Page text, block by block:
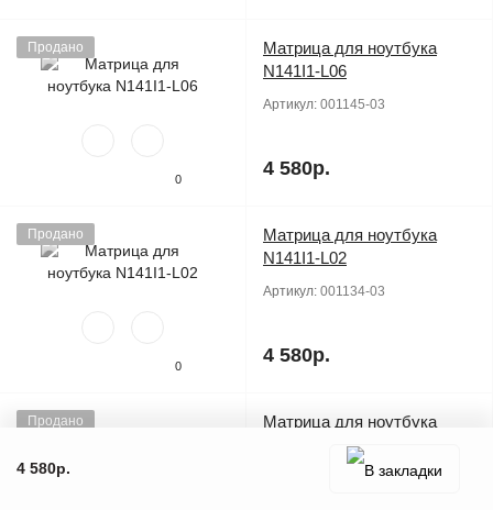
Продано
0
Матрица для ноутбука
N141I1-L06
Артикул: 001145-03
4 580р.
Продано
0
Матрица для ноутбука
N141I1-L02
Артикул: 001134-03
4 580р.
Продано
Матрица для ноутбука
001130-03
4 580р.